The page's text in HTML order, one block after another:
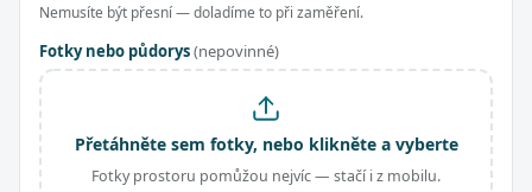
Nemusíte být přesní — doladíme to při zaměření.
Fotky nebo půdorys(nepovinné)
Přetáhněte sem fotky, nebo klikněte a vyberte
Fotky prostoru pomůžou nejvíc — stačí i z mobilu.